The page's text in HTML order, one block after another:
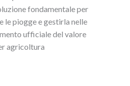
fondamentale per
le piogge e gestirla nelle
ufficiale del valore
agricoltura